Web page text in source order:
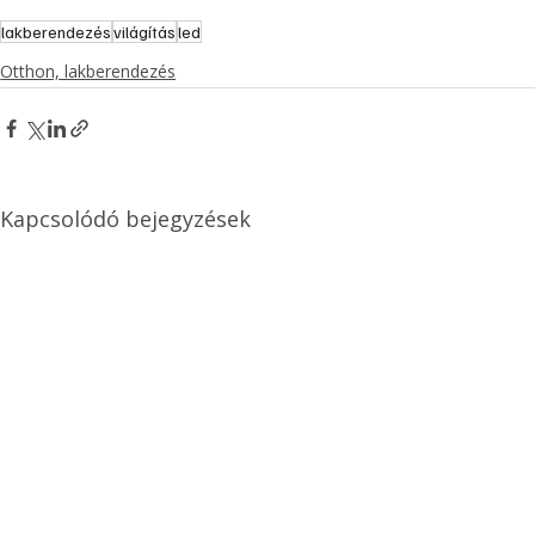
lakberendezésvilágításled
Otthon, lakberendezés
Kapcsolódó bejegyzések